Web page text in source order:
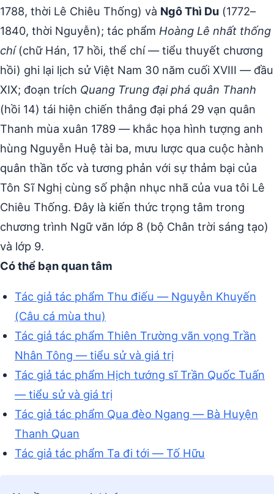
1788, thời Lê Chiêu Thống) và Ngô Thì Du (1772–
1840, thời Nguyễn); tác phẩm Hoàng Lê nhất thống
chí(chữ Hán, 17 hồi, thể chí — tiểu thuyết chương
hồi) ghi lại lịch sử Việt Nam 30 năm cuối XVIII — đầu
XIX; đoạn trích Quang Trung đại phá quân Thanh
(hồi 14) tái hiện chiến thắng đại phá 29 vạn quân
Thanh mùa xuân 1789 — khắc họa hình tượng anh
hùng Nguyễn Huệ tài ba, mưu lược qua cuộc hành
quân thần tốc và tương phản với sự thảm bại của
Tôn Sĩ Nghị cùng số phận nhục nhã của vua tôi Lê
Chiêu Thống. Đây là kiến thức trọng tâm trong
chương trình Ngữ văn lớp 8 (bộ Chân trời sáng tạo)
và lớp 9.
Có thể bạn quan tâm
Tác giả tác phẩm Thu điếu — Nguyễn Khuyến
(Câu cá mùa thu)
Tác giả tác phẩm Thiên Trường vãn vọng Trần
Nhân Tông — tiểu sử và giá trị
Tác giả tác phẩm Hịch tướng sĩ Trần Quốc Tuấn
— tiểu sử và giá trị
Tác giả tác phẩm Qua đèo Ngang — Bà Huyện
Thanh Quan
Tác giả tác phẩm Ta đi tới — Tố Hữu